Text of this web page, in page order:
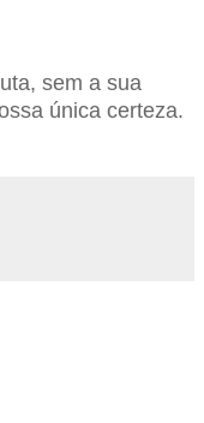
sem a sua
única certeza.